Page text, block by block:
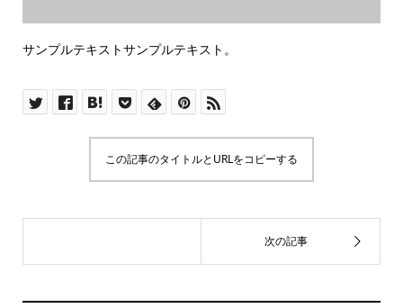
サンプルテキストサンプルテキスト。
この記事のタイトルとURLをコピーする